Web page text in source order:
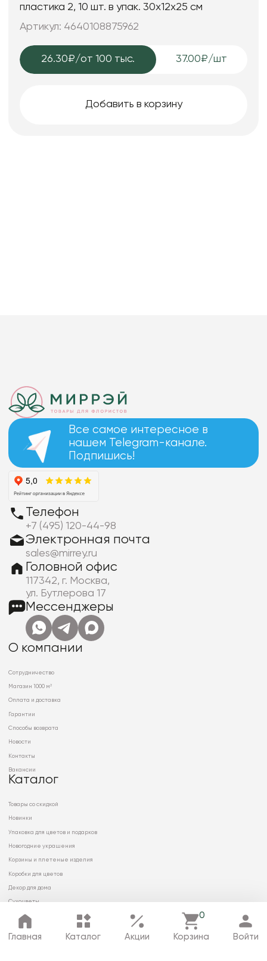
пластика 2, 10 шт. в упак. 30x12x25 см
Артикул: 4640108875962
26.30₽/от 100 тыс. 37.00₽/шт
Добавить в корзину
Главная Каталог Акции
0
Корзина Войти
Все самое интересное в
нашем Telegram-канале.
Подпишись!
Телефон
+7 (495) 120-44-98
Электронная почта
sales@mirrey.ru
Головной офис
117342, г. Москва,
ул. Бутлерова 17
Мессенджеры
О компании
Сотрудничество
Магазин 1000 м²
Оплата и доставка
Гарантии
Способы возврата
Новости
Контакты
Вакансии
Каталог
Товары со скидкой
Новинки
Упаковка для цветов и подарков
Новогодние украшения
Корзины и плетеные изделия
Коробки для цветов
Декор для дома
Сухоцветы
© 2026 ООО «МИРРЭЙ»